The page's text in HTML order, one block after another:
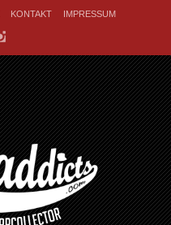
KONTAKT IMPRESSUM